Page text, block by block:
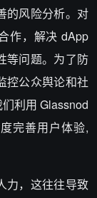
的风险分析。对
作，解决 dApp
等问题。为了防
控公众舆论和社
利用 Glassnod
完善用户体验,
力，这往往导致